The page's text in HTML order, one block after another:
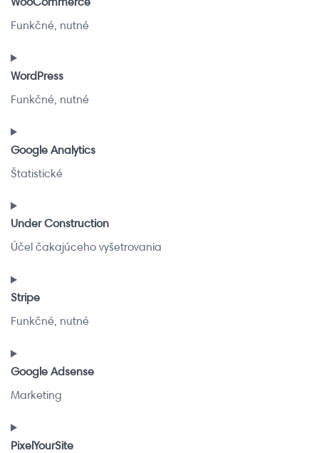
pagebuilder-
Funkčné, nutné
Consent
to
woocommerce
WordPress
Funkčné, nutné
Consent
to
wordpress
Google Analytics
Štatistické
Consent
to
google-
Under Construction
Účel čakajúceho vyšetrovania
Consent
to
under-
Stripe
Funkčné, nutné
Consent
to
stripe
Google Adsense
Marketing
Consent
to
PixelYourSite